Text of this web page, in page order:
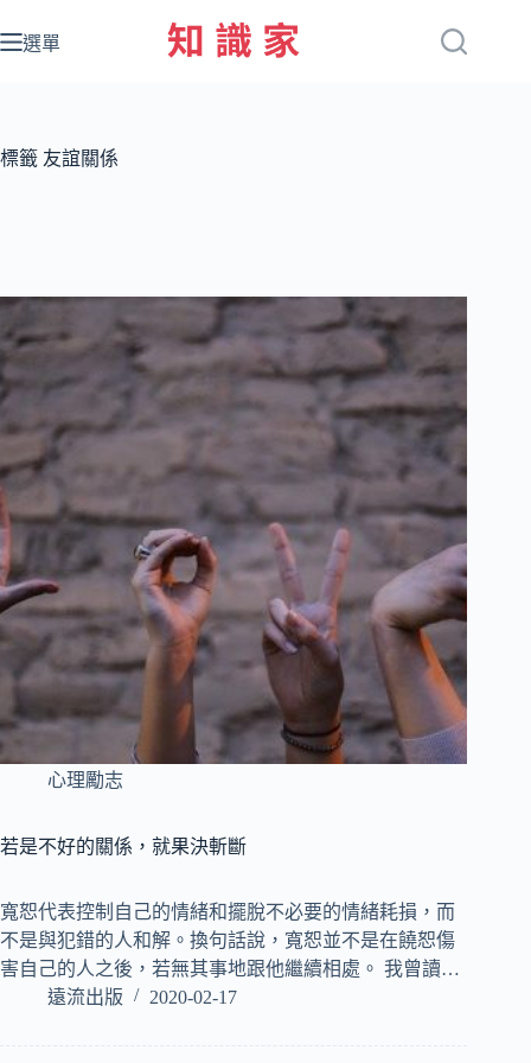
至
容
選單
標籤 友誼關係
心理勵志
若是不好的關係，就果決斬斷
寬恕代表控制自己的情緒和擺脫不必要的情緒耗損，而
不是與犯錯的人和解。換句話說，寬恕並不是在饒恕傷
害自己的人之後，若無其事地跟他繼續相處。 我曾讀…
遠流出版
2020-02-17